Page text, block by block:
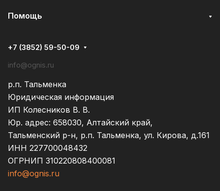
Помощь
+7 (3852) 59-50-09
info@ognis.ru
р.п. Тальменка
Юридическая информация
ИП Колесников В. В.
Юр. адрес: 658030, Алтайский край,
Тальменский р-н, р.п. Тальменка, ул. Кирова, д.161
ИНН 227700048432
ОГРНИП 310220808400081
info@ognis.ru